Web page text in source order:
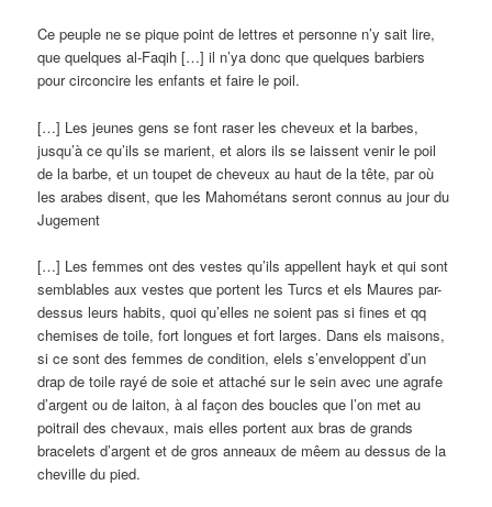
Ce peuple ne se pique point de lettres et personne n’y sait lire,
que quelques al-Faqih […] il n’ya donc que quelques barbiers
pour circoncire les enfants et faire le poil.
[…] Les jeunes gens se font raser les cheveux et la barbes,
jusqu’à ce qu’ils se marient, et alors ils se laissent venir le poil
de la barbe, et un toupet de cheveux au haut de la tête, par où
les arabes disent, que les Mahométans seront connus au jour du
Jugement
[…] Les femmes ont des vestes qu’ils appellent hayk et qui sont
semblables aux vestes que portent les Turcs et els Maures par-
dessus leurs habits, quoi qu’elles ne soient pas si fines et qq
chemises de toile, fort longues et fort larges. Dans els maisons,
si ce sont des femmes de condition, elels s’enveloppent d’un
drap de toile rayé de soie et attaché sur le sein avec une agrafe
d’argent ou de laiton, à al façon des boucles que l’on met au
poitrail des chevaux, mais elles portent aux bras de grands
bracelets d’argent et de gros anneaux de mêem au dessus de la
cheville du pied.